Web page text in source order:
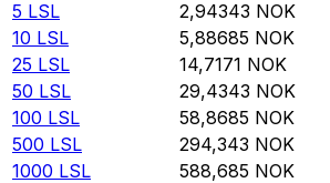
5 LSL 2,94343 NOK
10 LSL 5,88685 NOK
25 LSL 14,7171 NOK
50 LSL 29,4343 NOK
100 LSL 58,8685 NOK
500 LSL 294,343 NOK
1000 LSL 588,685 NOK